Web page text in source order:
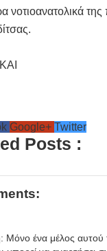
νοτιοανατολικά
Google+ Twitter
Posts :
Μόνο ένα μέλος αυτού